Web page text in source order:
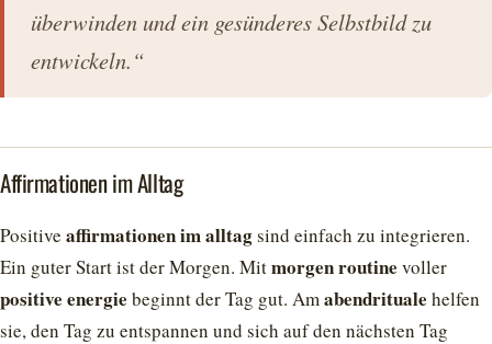
überwinden und ein gesünderes Selbstbild zu
entwickeln.“
Affirmationen im Alltag
Positive affirmationen im alltagsind einfach zu integrieren.
Ein guter Start ist der Morgen. Mitmorgen routine voller
positive energie beginnt der Tag gut. Amabendrituale helfen
sie, den Tag zu entspannen und sich auf den nächsten Tag